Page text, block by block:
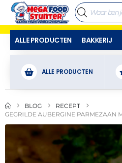
ALLE PRODUCTEN BAKKERIJ
ALLE PRODUCTEN
BLOG
RECEPT
GEGRILDE AUBERGINE PARMEZAAN